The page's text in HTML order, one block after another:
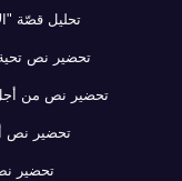
تحليل قصّة
تحضير نص تحية
تحضير نص من
تحضير نص
تحضير